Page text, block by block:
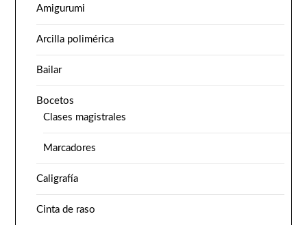
Amigurumi
Arcilla polimérica
Bailar
Bocetos
Clases magistrales
Marcadores
Caligrafía
Cinta de raso